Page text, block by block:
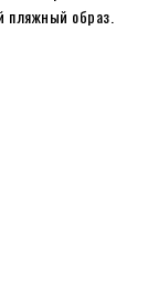
пляжный образ.